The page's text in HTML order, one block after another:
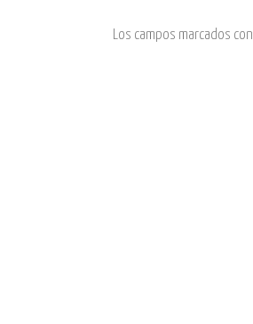
Los campos marcados con